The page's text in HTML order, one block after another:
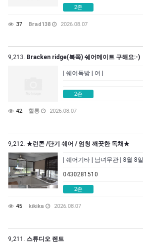
2존
37 Brad138 2026.08.07
9,213. Bracken ridge(북쪽) 쉐어메이트 구해요:-)
| 쉐어독방 | 여 |
2존
42 할롱 2026.08.07
9,212. ★런콘 /단기 쉐어 / 엄청 깨끗한 독채★
| 쉐어기타 | 남녀무관 | 8월 8일
0430281510
2존
45 kikika 2026.08.07
9,211. 스튜디오 렌트